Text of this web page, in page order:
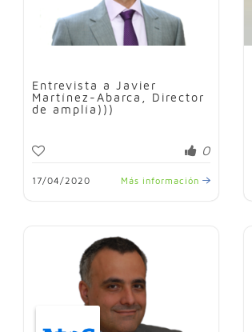
Entrevista a Javier
Martínez-Abarca, Director
de amplía)))
0
17/04/2020 Más información